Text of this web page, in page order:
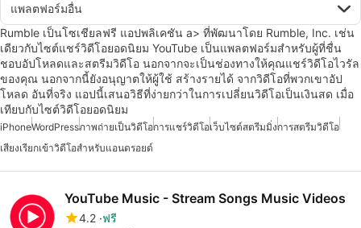
แพลตฟอร์มอื่น
Rumble เป็นโซเชียลฟรี แอปพลิเคชัน a> ที่พัฒนาโดย Rumble, Inc. เช่น
เดียวกับไซต์แชร์วิดีโอยอดนิยม YouTube เป็นแพลตฟอร์มสำหรับผู้ที่ชื่น
ชอบอัปโหลดและสตรีมวิดีโอ นอกจากจะเป็นช่องทางให้คุณแชร์วิดีโอไวรัล
ของคุณ นอกจากนี้ยังอนุญาตให้ผู้ใช้ สร้างรายได้ จากวิดีโอที่พวกเขาอัป
โหลด อันที่จริง แอปนี้เสนอวิธีที่ง่ายกว่าในการเปลี่ยนวิดีโอเป็นเงินสด เมื่อ
เทียบกับไซต์วิดีโอยอดนิยม
iPhoneWordPressภาพถ่ายเป็นวิดีโอการแชร์วิดีโอเว็บไซต์สตรีมมิ่งการสตรีมวิดีโอ
เสียงเรียกเข้าวิดีโอสำหรับแอนดรอยด์
YouTube Music - Stream Songs Music Videos
4.2 ฟรี